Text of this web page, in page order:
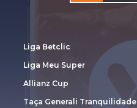
Liga Betclic
Liga Meu Super
Allianz Cup
Taça Generali Tranquilidade